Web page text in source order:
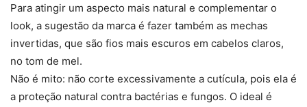
Para atingir um aspecto mais natural e complementar o
look, a sugestão da marca é fazer também as mechas
invertidas, que são fios mais escuros em cabelos claros,
no tom de mel.
Não é mito: não corte excessivamente a cutícula, pois ela é
a proteção natural contra bactérias e fungos. O ideal é